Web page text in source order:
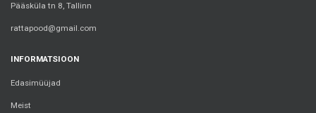
Pääsküla tn 8, Tallinn
rattapood@gmail.com
INFORMATSIOON
Edasimüüjad
Meist